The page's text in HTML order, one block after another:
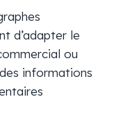
d’adapter le
ou
informations